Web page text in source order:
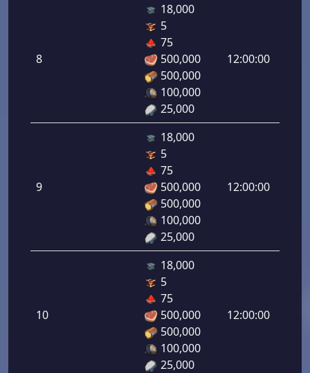
8
18,000
5
75
500,000
500,000
100,000
25,000
12:00:00
9
18,000
5
75
500,000
500,000
100,000
25,000
12:00:00
10
18,000
5
75
500,000
500,000
100,000
25,000
12:00:00